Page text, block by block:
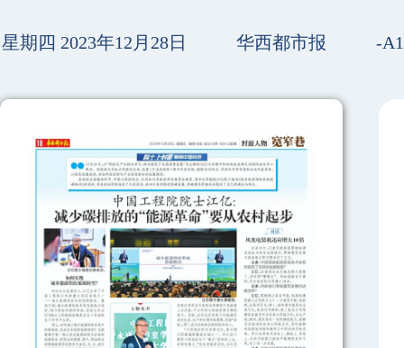
星期四 2023年12月28日 华西都市报 -